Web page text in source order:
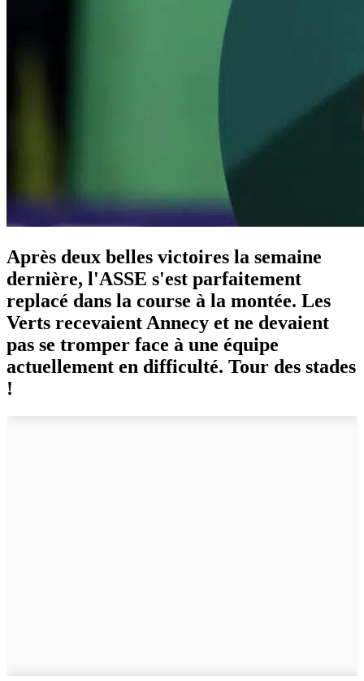
Après deux belles victoires la semaine
dernière, l'ASSE s'est parfaitement
replacé dans la course à la montée. Les
Verts recevaient Annecy et ne devaient
pas se tromper face à une équipe
actuellement en difficulté. Tour des stades
!